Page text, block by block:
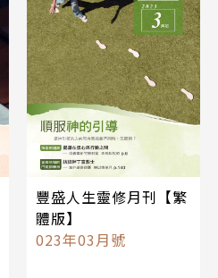
豐盛人生靈修月刊【繁
體版】
023年03月號